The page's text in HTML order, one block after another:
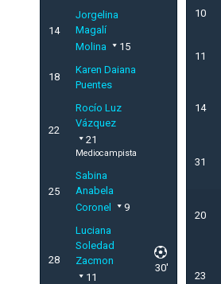
14
Jorgelina
Magalí
Molina
15
18
Karen Daiana
Puentes
22
Rocío Luz
Vázquez
21
Mediocampista
25
Sabina
Anabela
Coronel
9
28
Luciana
Soledad
Zacmon
11
30'
10
11
14
31
20
23